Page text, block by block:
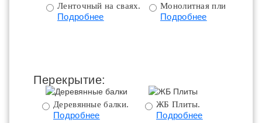
Ленточный на сваях.
Подробнее
Монолитная плита.
Подробнее
Перекрытие:
Деревянные балки.
Подробнее
ЖБ Плиты.
Подробнее